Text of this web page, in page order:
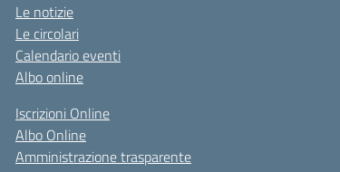
Le notizie
Le circolari
Calendario eventi
Albo online
Iscrizioni Online
Albo Online
Amministrazione trasparente